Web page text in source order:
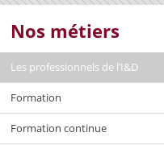
Nos métiers
Les professionnels de l’I&D
Formation
Formation continue